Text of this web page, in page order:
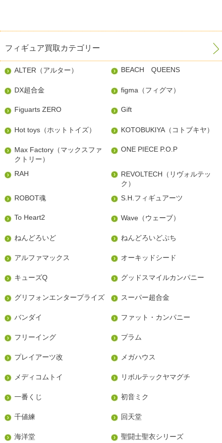
フィギュア買取カテゴリー
ALTER（アルター） BEACH QUEENS
DX超合金 figma（フィグマ）
Figuarts ZERO Gift
Hot toys（ホットトイズ） KOTOBUKIYA（コトブキヤ）
Max Factory（マックスファ
クトリー）
ONE PIECE P.O.P
RAH
REVOLTECH（リヴォルテッ
ク）
ROBOT魂
S.H.フィギュアーツ
To Heart2 Wave（ウェーブ）
ねんどろいど ねんどろいどぷち
アルファマックス オーキッドシード
キューズQ グッドスマイルカンパニー
グリフォンエンタープライズ スーパー超合金
バンダイ ファット・カンパニー
フリーイング プラム
プレイアーツ改 メガハウス
メディコムトイ リボルテックヤマグチ
一番くじ 初音ミク
千値練 回天堂
海洋堂 聖闘士聖衣シリーズ